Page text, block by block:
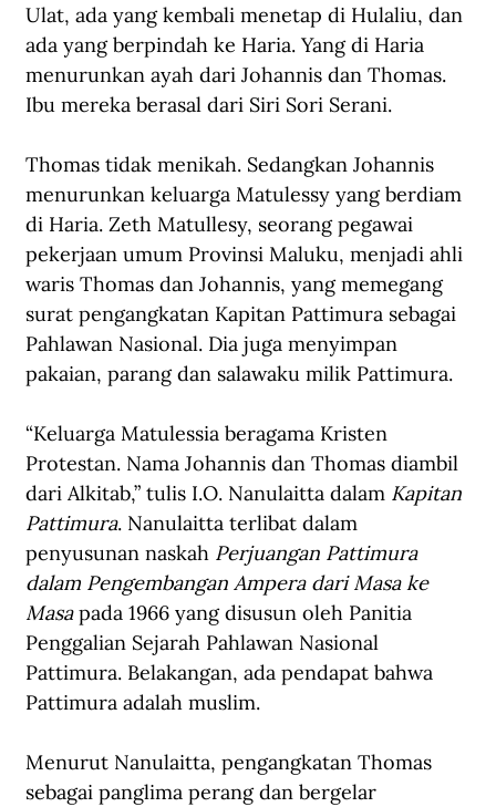
Ulat, ada yang kembali menetap di Hulaliu, dan
ada yang berpindah ke Haria. Yang di Haria
menurunkan ayah dari Johannis dan Thomas.
Ibu mereka berasal dari Siri Sori Serani.
Thomas tidak menikah. Sedangkan Johannis
menurunkan keluarga Matulessy yang berdiam
di Haria. Zeth Matullesy, seorang pegawai
pekerjaan umum Provinsi Maluku, menjadi ahli
waris Thomas dan Johannis, yang memegang
surat pengangkatan Kapitan Pattimura sebagai
Pahlawan Nasional. Dia juga menyimpan
pakaian, parang dan salawaku milik Pattimura.
“Keluarga Matulessia beragama Kristen
Protestan. Nama Johannis dan Thomas diambil
dari Alkitab,” tulis I.O. Nanulaitta dalam Kapitan
Pattimura. Nanulaitta terlibat dalam
penyusunan naskah Perjuangan Pattimura
dalam Pengembangan Ampera dari Masa ke
Masa pada 1966 yang disusun oleh Panitia
Penggalian Sejarah Pahlawan Nasional
Pattimura. Belakangan, ada pendapat bahwa
Pattimura adalah muslim.
Menurut Nanulaitta, pengangkatan Thomas
sebagai panglima perang dan bergelar